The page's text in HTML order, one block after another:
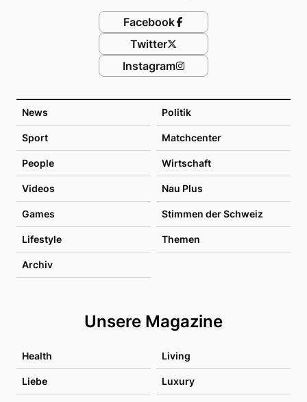
News Politik
Sport Matchcenter
People Wirtschaft
Videos Nau Plus
Games Stimmen der Schweiz
Lifestyle Themen
Archiv
Unsere Magazine
Health Living
Liebe Luxury
Facebook
Twitter
Instagram